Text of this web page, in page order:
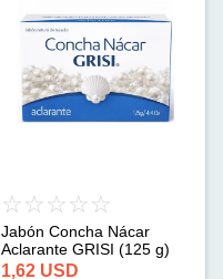
Jabón Concha Nácar
Aclarante GRISI (125 g)
1,62 USD